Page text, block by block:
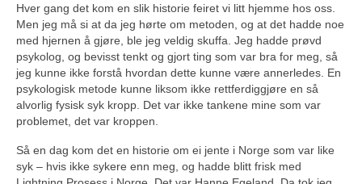
Hver gang det kom en slik historie feiret vi litt hjemme hos oss.
Men jeg må si at da jeg hørte om metoden, og at det hadde noe
med hjernen å gjøre, ble jeg veldig skuffa. Jeg hadde prøvd
psykolog, og bevisst tenkt og gjort ting som var bra for meg, så
jeg kunne ikke forstå hvordan dette kunne være annerledes. En
psykologisk metode kunne liksom ikke rettferdiggjøre en så
alvorlig fysisk syk kropp. Det var ikke tankene mine som var
problemet, det var kroppen.
Så en dag kom det en historie om ei jente i Norge som var like
syk – hvis ikke sykere enn meg, og hadde blitt frisk med